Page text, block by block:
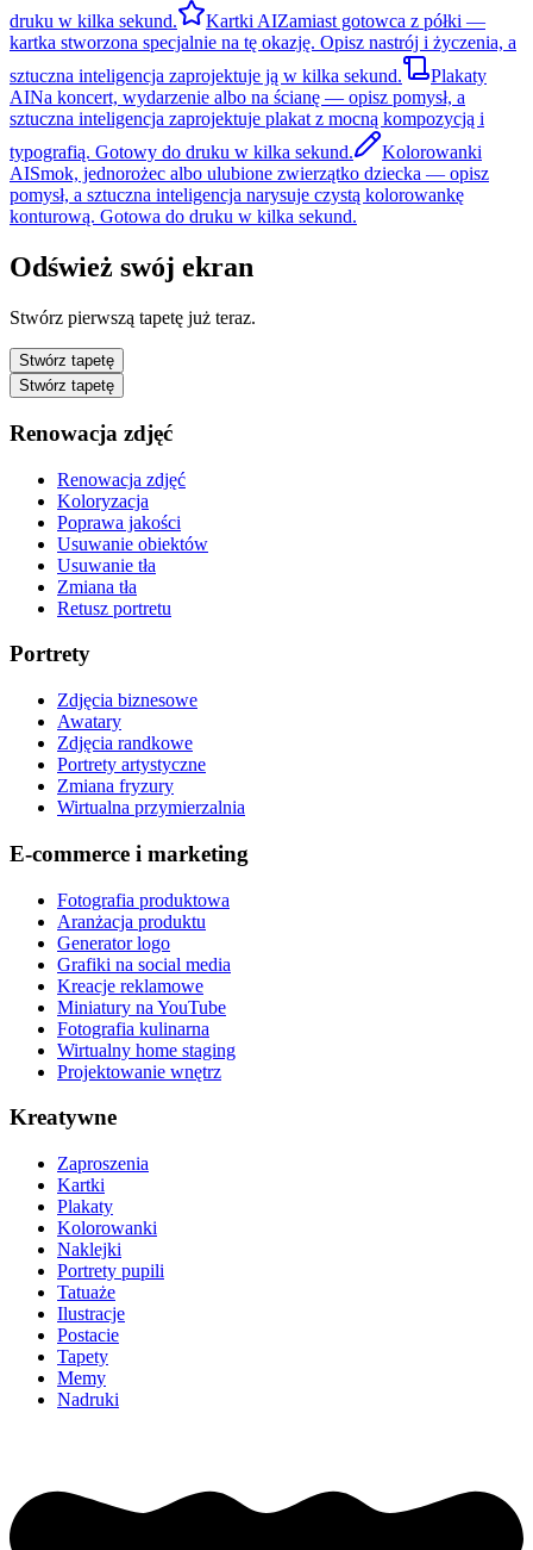
druku w kilka sekund.
Kartki AIZamiast gotowca z półki —
kartka stworzona specjalnie na tę okazję. Opisz nastrój i życzenia, a
sztuczna inteligencja zaprojektuje ją w kilka sekund.
Plakaty
AINa koncert, wydarzenie albo na ścianę — opisz pomysł, a
sztuczna inteligencja zaprojektuje plakat z mocną kompozycją i
typografią. Gotowy do druku w kilka sekund.
Kolorowanki
AISmok, jednorożec albo ulubione zwierzątko dziecka — opisz
pomysł, a sztuczna inteligencja narysuje czystą kolorowankę
konturową. Gotowa do druku w kilka sekund.
Odśwież swój ekran
Stwórz pierwszą tapetę już teraz.
Stwórz tapetę
Stwórz tapetę
Renowacja zdjęć
Renowacja zdjęć
Koloryzacja
Poprawa jakości
Usuwanie obiektów
Usuwanie tła
Zmiana tła
Retusz portretu
Portrety
Zdjęcia biznesowe
Awatary
Zdjęcia randkowe
Portrety artystyczne
Zmiana fryzury
Wirtualna przymierzalnia
E-commerce i marketing
Fotografia produktowa
Aranżacja produktu
Generator logo
Grafiki na social media
Kreacje reklamowe
Miniatury na YouTube
Fotografia kulinarna
Wirtualny home staging
Projektowanie wnętrz
Kreatywne
Zaproszenia
Kartki
Plakaty
Kolorowanki
Naklejki
Portrety pupili
Tatuaże
Ilustracje
Postacie
Tapety
Memy
Nadruki